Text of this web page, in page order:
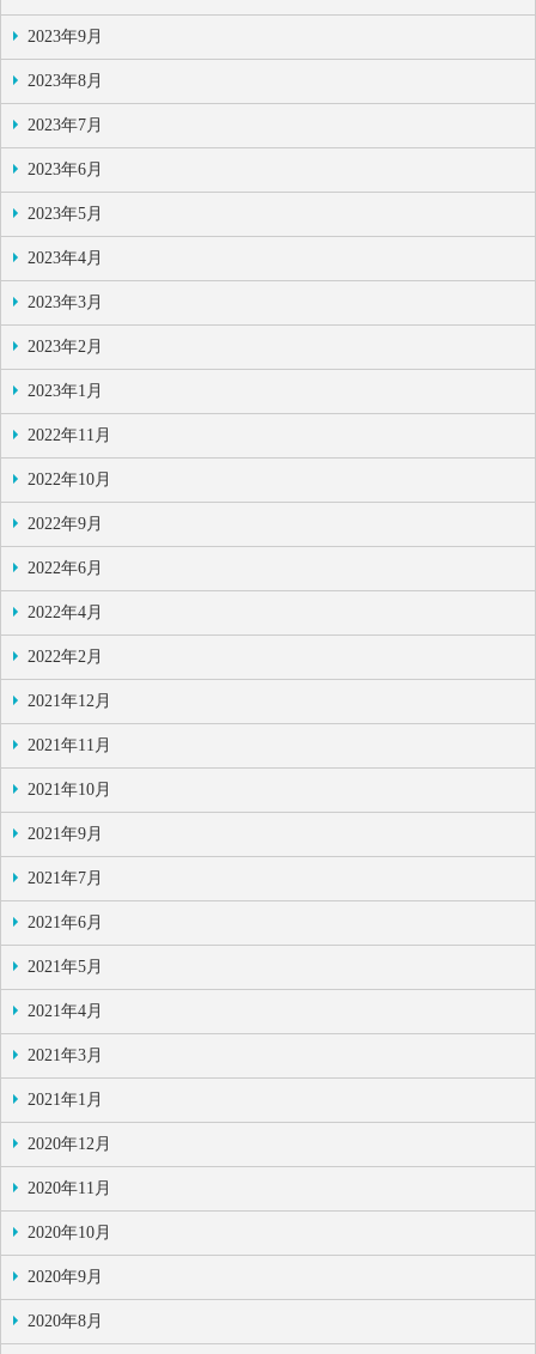
2023年9月
2023年8月
2023年7月
2023年6月
2023年5月
2023年4月
2023年3月
2023年2月
2023年1月
2022年11月
2022年10月
2022年9月
2022年6月
2022年4月
2022年2月
2021年12月
2021年11月
2021年10月
2021年9月
2021年7月
2021年6月
2021年5月
2021年4月
2021年3月
2021年1月
2020年12月
2020年11月
2020年10月
2020年9月
2020年8月